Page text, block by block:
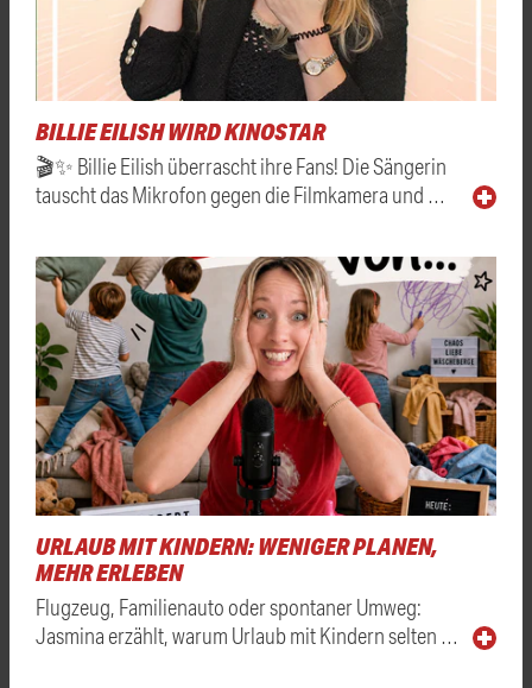
BILLIE EILISH WIRD KINOSTAR
🎬✨ Billie Eilish überrascht ihre Fans! Die Sängerin
tauscht das Mikrofon gegen die Filmkamera und …
URLAUB MIT KINDERN: WENIGER PLANEN,
MEHR ERLEBEN
Flugzeug, Familienauto oder spontaner Umweg:
Jasmina erzählt, warum Urlaub mit Kindern selten …